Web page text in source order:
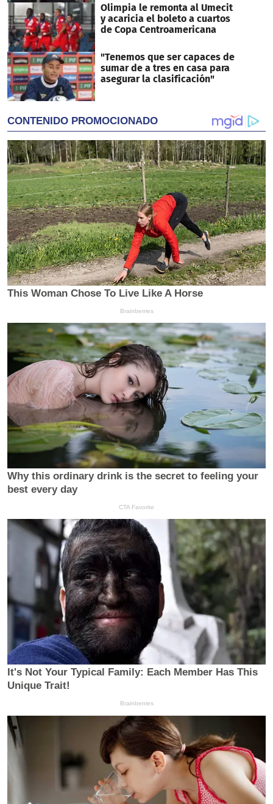
Olimpia le remonta al Umecit
y acaricia el boleto a cuartos
de Copa Centroamericana
"Tenemos que ser capaces de
sumar de a tres en casa para
asegurar la clasificación"